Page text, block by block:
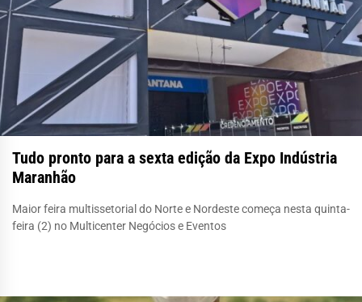
Tudo pronto para a sexta edição da Expo Indústria
Maranhão
Maior feira multissetorial do Norte e Nordeste começa nesta quinta-
feira (2) no Multicenter Negócios e Eventos